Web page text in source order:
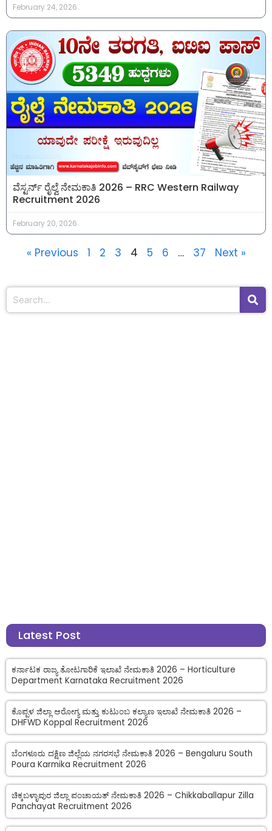
February 24, 2026
ವೆಸ್ಟರ್ನ್ ರೈಲ್ವೆ ನೇಮಕಾತಿ 2026 – RRC Western Railway
Recruitment 2026
February 20, 2026
« Previous 1 2 3 4 5 6 … 37 Next »
Latest Post
ಕರ್ನಾಟಕ ರಾಜ್ಯ ತೋಟಗಾರಿಕೆ ಇಲಾಖೆ ನೇಮಕಾತಿ 2026 – Horticulture
Department Karnataka Recruitment 2026
ಕೊಪ್ಪಳ ಜಿಲ್ಲಾ ಆರೋಗ್ಯ ಮತ್ತು ಕುಟುಂಬ ಕಲ್ಯಾಣ ಇಲಾಖೆ ನೇಮಕಾತಿ 2026 –
DHFWD Koppal Recruitment 2026
ಬೆಂಗಳೂರು ದಕ್ಷಿಣ ಜಿಲ್ಲೆಯ ನಗರಸಭೆ ನೇಮಕಾತಿ 2026 – Bengaluru South
Poura Karmika Recruitment 2026
ಚಿಕ್ಕಬಳ್ಳಾಪುರ ಜಿಲ್ಲಾ ಪಂಚಾಯತ್ ನೇಮಕಾತಿ 2026 – Chikkaballapur Zilla
Panchayat Recruitment 2026